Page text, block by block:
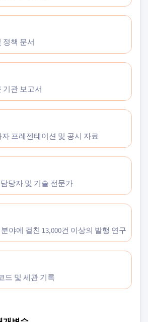
정책 문서
기관 보고서
프레젠테이션 및 공시 자료
당자 및 기술 전문가
야에 걸친 13,000건 이상의 발행 연구
드 및 세관 기록